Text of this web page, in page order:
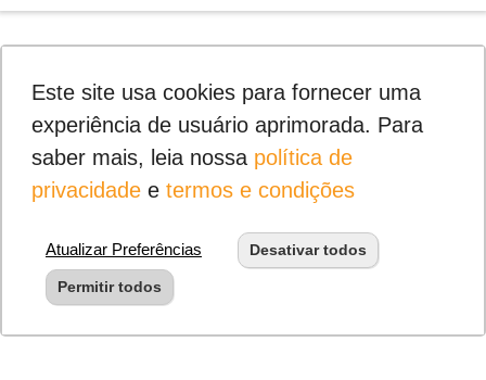
Este site usa cookies para fornecer uma
experiência de usuário aprimorada. Para
saber mais, leia nossa política de
privacidadee termos e condições
Atualizar Preferências Desativar todos
Permitir todos